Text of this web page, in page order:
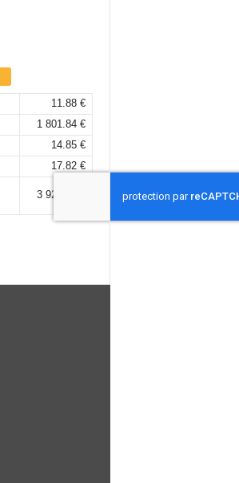
11.88 €
1 801.84 €
14.85 €
17.82 €
3 925,00 €